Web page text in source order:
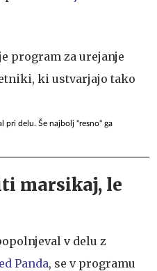
pri delu. Še najbolj "resno" ga
marsikaj, le
v delu z
Panda, se v programu